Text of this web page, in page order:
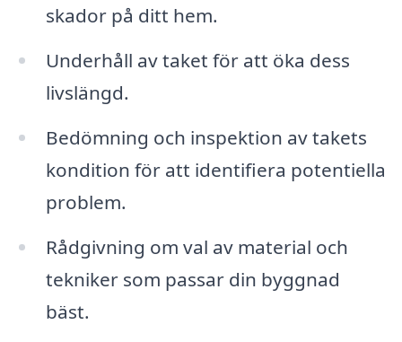
skador på ditt hem.
Underhåll av taket för att öka dess
livslängd.
Bedömning och inspektion av takets
kondition för att identifiera potentiella
problem.
Rådgivning om val av material och
tekniker som passar din byggnad
bäst.